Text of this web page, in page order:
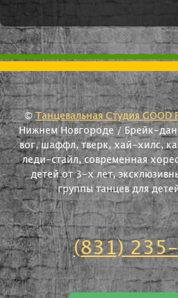
© Танцевальная Студия GOOD
Нижнем Новгороде / Брейк-
вог, шаффл, тверк, хай-хилс,
леди-стайл, современная
детей от 3-х лет,
группы танцев для
(831)